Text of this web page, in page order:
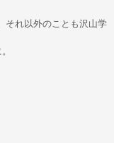
それ以外のことも沢山学